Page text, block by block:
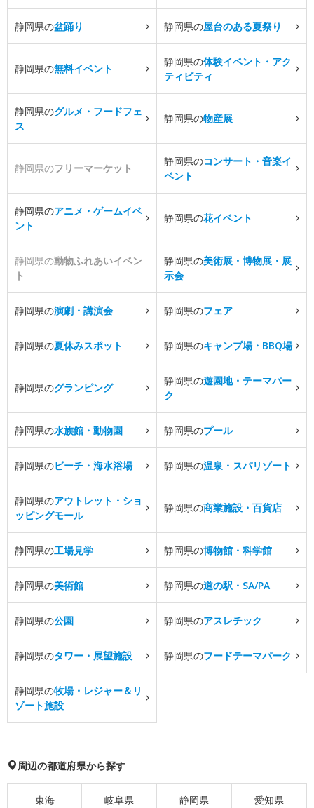
静岡県の盆踊り 静岡県の屋台のある夏祭り
静岡県の無料イベント
静岡県の体験イベント・アク
ティビティ
静岡県のグルメ・フードフェ
ス
静岡県の物産展
静岡県のフリーマーケット
静岡県のコンサート・音楽イ
ベント
静岡県のアニメ・ゲームイベ
ント
静岡県の花イベント
静岡県の動物ふれあいイベン
ト
静岡県の美術展・博物展・展
示会
静岡県の演劇・講演会 静岡県のフェア
静岡県の夏休みスポット 静岡県のキャンプ場・BBQ場
静岡県のグランピング
静岡県の遊園地・テーマパー
ク
静岡県の水族館・動物園 静岡県のプール
静岡県のビーチ・海水浴場 静岡県の温泉・スパリゾート
静岡県のアウトレット・ショ
ッピングモール
静岡県の商業施設・百貨店
静岡県の工場見学 静岡県の博物館・科学館
静岡県の美術館 静岡県の道の駅・SA/PA
静岡県の公園 静岡県のアスレチック
静岡県のタワー・展望施設 静岡県のフードテーマパーク
静岡県の牧場・レジャー＆リ
ゾート施設
周辺の都道府県から探す
東海 岐阜県 静岡県 愛知県